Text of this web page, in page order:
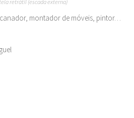
retrátil (escada externa)
montador de móveis, pintor…